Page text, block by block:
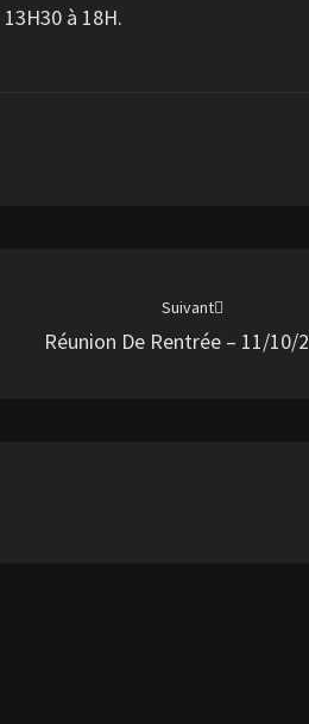
à 18H.
Suivant
Réunion De Rentrée – 11/10/